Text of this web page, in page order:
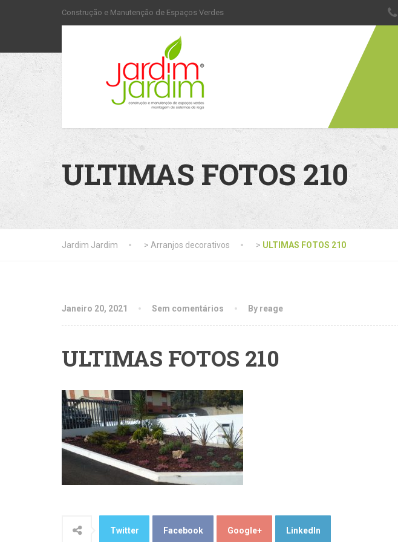
Construção e Manutenção de Espaços Verdes
ULTIMAS FOTOS 210
Jardim Jardim > Arranjos decorativos > ULTIMAS FOTOS 210
Janeiro 20, 2021 Sem comentários By reage
ULTIMAS FOTOS 210
Twitter Facebook Google+ LinkedIn